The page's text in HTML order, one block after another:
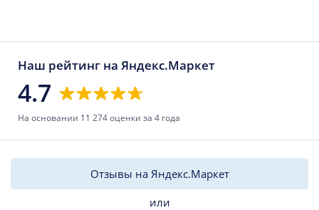
Наш рейтинг на Яндекс.Маркет
4.7
На основании 11 274 оценки за 4 года
Отзывы на Яндекс.Маркет
или